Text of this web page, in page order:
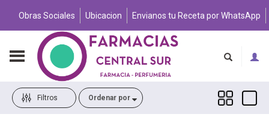
Obras Sociales Ubicacion Envianos tu Receta por WhatsApp
Filtros